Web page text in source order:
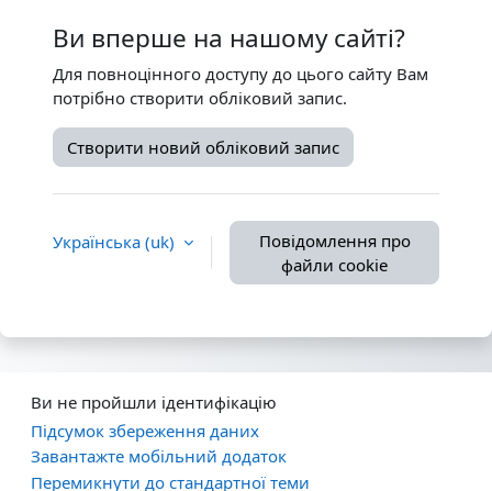
Ви вперше на нашому сайті?
Для повноцінного доступу до цього сайту Вам
потрібно створити обліковий запис.
Створити новий обліковий запис
Українська ‎(uk)‎
Повідомлення про
файли cookie
Ви не пройшли ідентифікацію
Підсумок збереження даних
Завантажте мобільний додаток
Перемикнути до стандартної теми